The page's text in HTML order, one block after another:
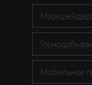
Мобильное